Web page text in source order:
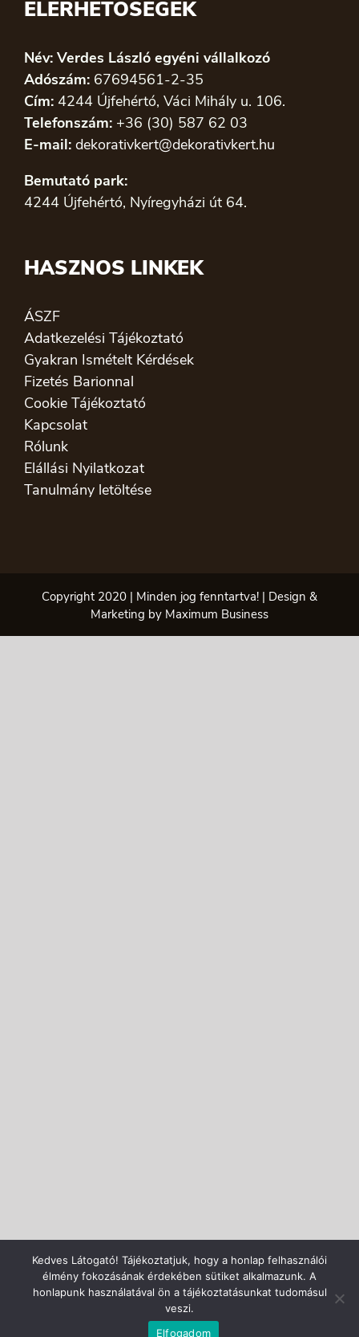
ELÉRHETŐSÉGEK
Név: Verdes László egyéni vállalkozó
Adószám: 67694561-2-35
Cím: 4244 Újfehértó, Váci Mihály u. 106.
Telefonszám: +36 (30) 587 62 03
E-mail: dekorativkert@dekorativkert.hu
Bemutató park:
4244 Újfehértó, Nyíregyházi út 64.
HASZNOS LINKEK
ÁSZF
Adatkezelési Tájékoztató
Gyakran Ismételt Kérdések
Fizetés Barionnal
Cookie Tájékoztató
Kapcsolat
Rólunk
Elállási Nyilatkozat
Tanulmány letöltése
Copyright 2020 | Minden jog fenntartva! | Design &
Marketing by Maximum Business
Kedves Látogató! Tájékoztatjuk, hogy a honlap felhasználói
élmény fokozásának érdekében sütiket alkalmazunk. A
honlapunk használatával ön a tájékoztatásunkat tudomásul
veszi.
Elfogadom